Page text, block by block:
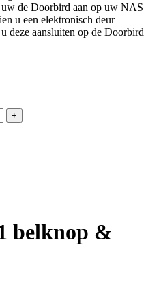
de Doorbird aan op uw NAS
u een elektronisch deur
deze aansluiten op de Doorbird
belknop &